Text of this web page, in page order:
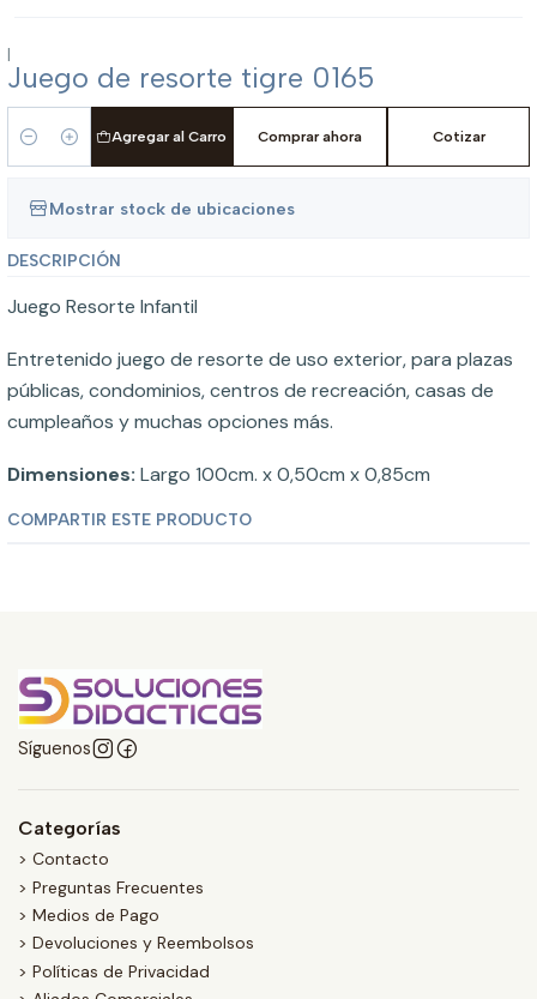
|
Juego de resorte tigre 0165
Cantidad
Agregar al Carro Comprar ahora Cotizar
Mostrar stock de ubicaciones
DESCRIPCIÓN
Juego Resorte Infantil
Entretenido juego de resorte de uso exterior, para plazas
públicas, condominios, centros de recreación, casas de
cumpleaños y muchas opciones más.
Dimensiones: Largo 100cm. x 0,50cm x 0,85cm
COMPARTIR ESTE PRODUCTO
Síguenos
Categorías
> Contacto
> Preguntas Frecuentes
> Medios de Pago
> Devoluciones y Reembolsos
> Políticas de Privacidad